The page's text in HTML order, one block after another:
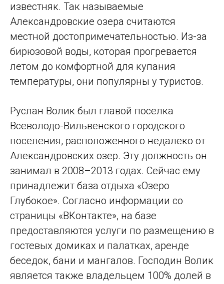
известняк. Так называемые
Александровские озера считаются
местной достопримечательностью. Из-за
бирюзовой воды, которая прогревается
летом до комфортной для купания
температуры, они популярны у туристов.
Руслан Волик был главой поселка
Всеволодо-Вильвенского городского
поселения, расположенного недалеко от
Александровских озер. Эту должность он
занимал в 2008–2013 годах. Сейчас ему
принадлежит база отдыха «Озеро
Глубокое». Согласно информации со
страницы «ВКонтакте», на базе
предоставляются услуги по размещению в
гостевых домиках и палатках, аренде
беседок, бани и мангалов. Гос­подин Волик
является также владельцем 100% долей в